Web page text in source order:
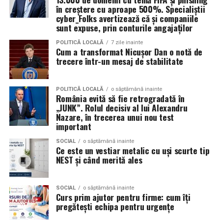
Alertarea corectă a serviciilor de urgență: ce
informații transmiți la 112 și cum rămâi la dispoziția
dispecerului.
Suportul vital de bază (BLS): compresiile
toracice, ventilațiile și utilizarea defibrilatorului
extern automat.
Poziția laterală de siguranțăpentru victima
inconștientă care respiră.
Manevrele pentru dezobstrucția căilor
Controlul hemoragiilorprin presiune directă și
pansamente.
Gestionarea rănilor, arsurilor, entorselor și
fracturilorîn forma lor uzuală.
Recunoașterea semnelor de urgență majoră
înregistrate. Interpretarea rezultatelor este realizată în
baza unor metode și protocoale specifice, de către
examinatori instruiți în acest domeniu.
Spre deosebire de opiniile personale sau de impresiile
subiective, examinarea poligraf urmărește indicatori
fiziologici măsurabili, ceea ce oferă un grad suplimentar
de obiectivitate în procesul de evaluare. Din acest motiv,
testul este utilizat în numeroase contexte, inclusiv în
investigații interne, procese de selecție pentru anumite
funcții sensibile sau verificarea unor declarații în cadrul
unor anchete.
Este important de înțeles că rezultatul unui test
poligraf trebuie interpretat în contextul întregii situații
și al celorlalte informații disponibile. Tocmai această
abordare echilibrată îi conferă valoare ca instrument
complementar de verificare.
în creștere cu aproape 500%. Specialiștii
cyber_Folks avertizează că și companiile
sunt expuse, prin conturile angajaților
POLITICĂ LOCALĂ 7 zile inainte
Cum a transformat Nicușor Dan o notă de
trecere într-un mesaj de stabilitate
POLITICĂ LOCALĂ o săptămână inainte
România evită să fie retrogradată în
„JUNK”. Rolul decisiv al lui Alexandru
Nazare, în trecerea unui nou test
important
SOCIAL o săptămână inainte
Ce este un vestiar metalic cu uși scurte tip
NEST și când merită ales
SOCIAL o săptămână inainte
Curs prim ajutor pentru firme: cum îți
pregătești echipa pentru urgențe